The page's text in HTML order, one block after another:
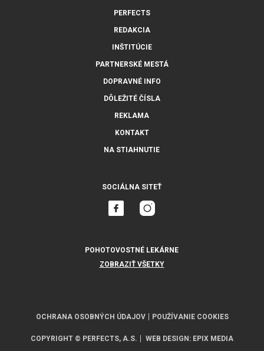
PERFECTS
REDAKCIA
INŠTITÚCIE
PARTNERSKÉ MESTÁ
DOPRAVNÉ INFO
DÔLEŽITÉ ČÍSLA
REKLAMA
KONTAKT
NA STIAHNUTIE
SOCIÁLNA SITEŤ
POHOTOVOSTNÉ LEKÁRNE
ZOBRAZIŤ VŠETKY
OCHRANA OSOBNÝCH ÚDAJOV POUŽÍVANIE COOKIES
COPYRIGHT © PERFECTS, A.S. WEB DESIGN: EPIX MEDIA